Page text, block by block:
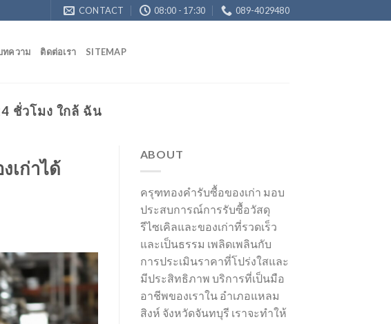
CONTACT 08:00 - 17:30 089-4029480
ทความ ติดต่อเรา SITEMAP
ชั่วโมง ใกล้ ฉัน
เก่าได้
ABOUT
ครุฑทองคำรับซื้อของเก่า มอบ
ประสบการณ์การรับซื้อวัสดุ
รีไซเคิลและของเก่าที่รวดเร็ว
และเป็นธรรม เพลิดเพลินกับ
การประเมินราคาที่โปร่งใสและ
มีประสิทธิภาพ บริการที่เป็นมือ
อาชีพของเราใน อำเภอแหลม
สิงห์ จังหวัดจันทบุรี เราจะทำให้